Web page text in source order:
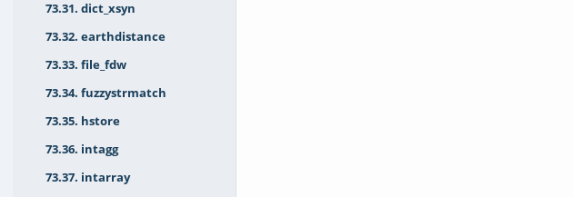
73.31. dict_xsyn
73.32. earthdistance
73.33. file_fdw
73.34. fuzzystrmatch
73.35. hstore
73.36. intagg
73.37. intarray